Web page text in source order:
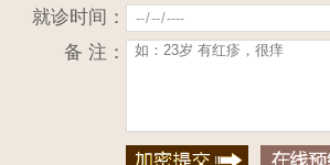
就诊时间：
备 注：